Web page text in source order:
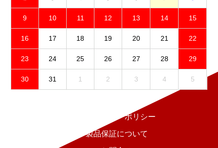
9 10 11 12 13 14 15
16 17 18 19 20 21 22
23 24 25 26 27 28 29
30 31 1 2 3 4 5
プライバシーポリシー
製品保証について